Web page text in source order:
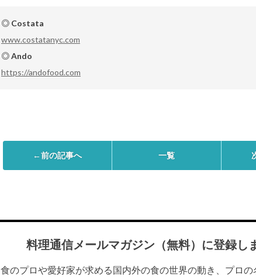
◎ Costata
www.costatanyc.com
◎ Ando
https://andofood.com
←前の記事へ 一覧
料理通信メールマガジン（無料）に登録し
食のプロや愛好家が求める国内外の食の世界の動き、プロ